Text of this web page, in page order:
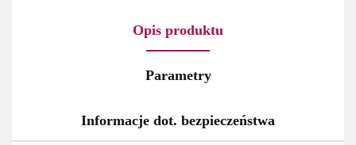
Opis produktu
Parametry
Informacje dot. bezpieczeństwa